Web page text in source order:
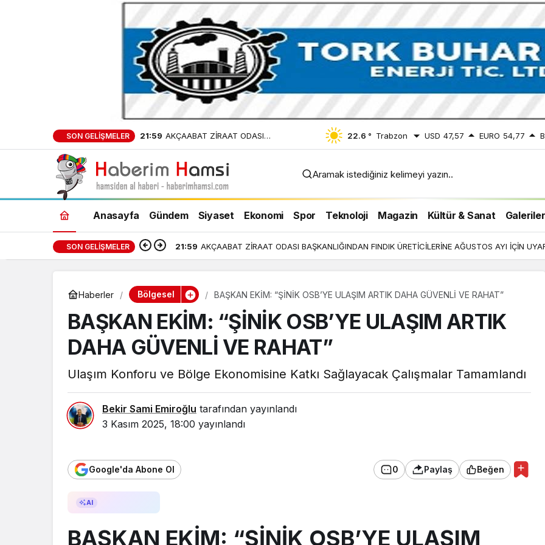
SON GELIŞMELER 21:59 AKÇAABAT ZİRAAT ODASI
BAŞKANLIĞINDAN FINDIK
ÜRETİCİLERİNE AĞUSTOS AYI İÇİN
22.6 ° Trabzon USD 47,57 EURO 54,77
Aramak istediğiniz kelimeyi yazın..
Anasayfa Gündem Siyaset Ekonomi Spor Teknoloji Magazin Kültür & Sanat Galeriler
SON GELIŞMELER 21:59 AKÇAABAT ZİRAAT ODASI BAŞKANLIĞINDAN FINDIK ÜRETİCİLERİNE AĞUSTOS AYI İÇİN
Haberler Bölgesel BAŞKAN EKİM: “ŞİNİK OSB’YE ULAŞIM ARTIK DAHA GÜVENLİ VE RAHAT”
BAŞKAN EKİM: “ŞİNİK OSB’YE ULAŞIM ARTIK
DAHA GÜVENLİ VE RAHAT”
Ulaşım Konforu ve Bölge Ekonomisine Katkı Sağlayacak Çalışmalar Tamamlandı
Bekir Sami Emiroğlu tarafından yayınlandı
3 Kasım 2025, 18:00 yayınlandı
Google'da Abone Ol 0 Paylaş Beğen
AI
BAŞKAN EKİM: “ŞİNİK OSB’YE ULAŞIM